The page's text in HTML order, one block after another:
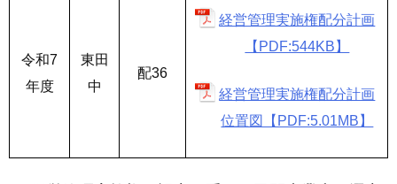
令和7
年度
東田
中
配36
経営管理実施権配分計画
【PDF:544KB】
経営管理実施権配分計画
位置図【PDF:5.01MB】